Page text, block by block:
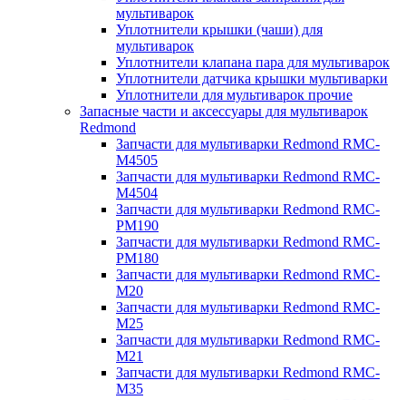
мультиварок
Уплотнители крышки (чаши) для
мультиварок
Уплотнители клапана пара для мультиварок
Уплотнители датчика крышки мультиварки
Уплотнители для мультиварок прочие
Запасные части и аксессуары для мультиварок
Redmond
Запчасти для мультиварки Redmond RMC-
M4505
Запчасти для мультиварки Redmond RMC-
M4504
Запчасти для мультиварки Redmond RMC-
PM190
Запчасти для мультиварки Redmond RMC-
PM180
Запчасти для мультиварки Redmond RMC-
M20
Запчасти для мультиварки Redmond RMC-
M25
Запчасти для мультиварки Redmond RMC-
M21
Запчасти для мультиварки Redmond RMC-
M35